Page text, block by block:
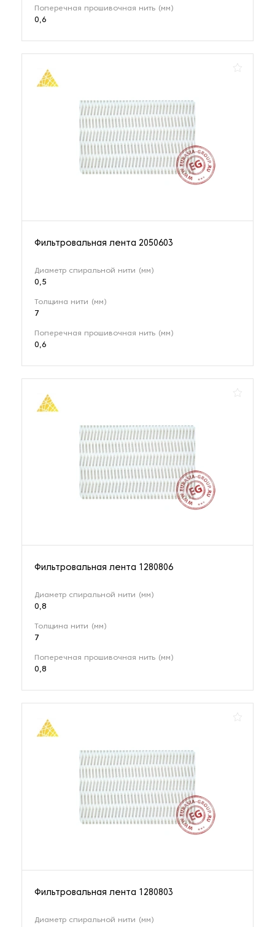
Поперечная прошивочная нить (мм)
0,6
Фильтровальная лента 2050603
Диаметр спиральной нити (мм)
0,5
Толщина нити (мм)
7
Поперечная прошивочная нить (мм)
0,6
Фильтровальная лента 1280806
Диаметр спиральной нити (мм)
0,8
Толщина нити (мм)
7
Поперечная прошивочная нить (мм)
0,8
Фильтровальная лента 1280803
Диаметр спиральной нити (мм)